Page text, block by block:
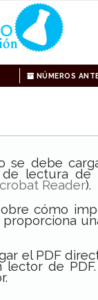
NÚMEROS
se debe
lectura de
Reader).
cómo
proporciona
el PDF
de PDF.